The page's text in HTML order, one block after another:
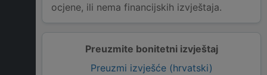
Preuzmite bonitetni izvještaj
Preuzmi izvješće (hrvatski)
ocjene, ili nema financijskih izvještaja.